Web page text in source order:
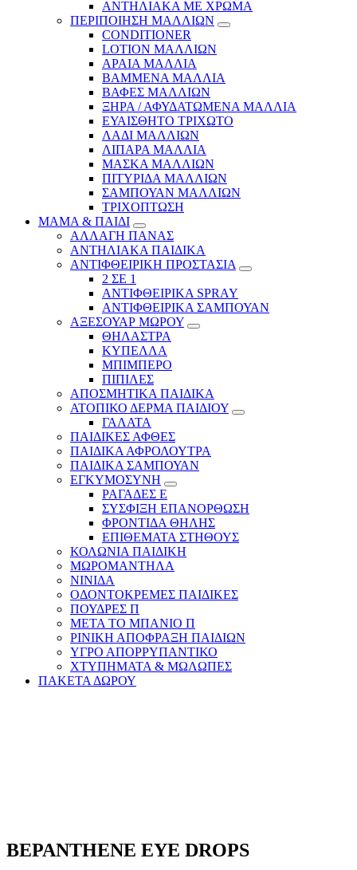
ΑΝΤΗΛΙΑΚΑ ΜΕ ΧΡΩΜΑ
ΠΕΡΙΠΟΙΗΣΗ ΜΑΛΛΙΩΝ
CONDITIONER
LOTION ΜΑΛΛΙΩΝ
ΑΡΑΙΑ ΜΑΛΛΙΑ
ΒΑΜΜΕΝΑ ΜΑΛΛΙΑ
ΒΑΦΕΣ ΜΑΛΛΙΩΝ
ΞΗΡΑ / ΑΦΥΔΑΤΩΜΕΝΑ ΜΑΛΛΙΑ
ΕΥΑΙΣΘΗΤΟ ΤΡΙΧΩΤΟ
ΛΑΔΙ ΜΑΛΛΙΩΝ
ΛΙΠΑΡΑ ΜΑΛΛΙΑ
ΜΑΣΚΑ ΜΑΛΛΙΩΝ
ΠΙΤΥΡΙΔΑ ΜΑΛΛΙΩΝ
ΣΑΜΠΟΥΑΝ ΜΑΛΛΙΩΝ
ΤΡΙΧΟΠΤΩΣΗ
ΜΑΜΑ & ΠΑΙΔΙ
ΑΛΛΑΓΗ ΠΑΝΑΣ
ΑΝΤΗΛΙΑΚΑ ΠΑΙΔΙΚΑ
ΑΝΤΙΦΘΕΙΡΙΚΗ ΠΡΟΣΤΑΣΙΑ
2 ΣΕ 1
ΑΝΤΙΦΘΕΙΡΙΚΑ SPRAY
ΑΝΤΙΦΘΕΙΡΙΚΑ ΣΑΜΠΟΥΑΝ
ΑΞΕΣΟΥΑΡ ΜΩΡΟΥ
ΘΗΛΑΣΤΡΑ
ΚΥΠΕΛΛΑ
ΜΠΙΜΠΕΡΟ
ΠΙΠΙΛΕΣ
ΑΠΟΣΜΗΤΙΚΑ ΠΑΙΔΙΚΑ
ΑΤΟΠΙΚΟ ΔΕΡΜΑ ΠΑΙΔΙΟΥ
ΓΑΛΑΤΑ
ΠΑΙΔΙΚΕΣ ΑΦΘΕΣ
ΠΑΙΔΙΚΑ ΑΦΡΟΛΟΥΤΡΑ
ΠΑΙΔΙΚΑ ΣΑΜΠΟΥΑΝ
ΕΓΚΥΜΟΣΥΝΗ
ΡΑΓΑΔΕΣ Ε
ΣΥΣΦΙΞΗ ΕΠΑΝΟΡΘΩΣΗ
ΦΡΟΝΤΙΔΑ ΘΗΛΗΣ
ΕΠΙΘΕΜΑΤΑ ΣΤΗΘΟΥΣ
ΚΟΛΩΝΙΑ ΠΑΙΔΙΚΗ
ΜΩΡΟΜΑΝΤΗΛΑ
ΝΙΝΙΔΑ
ΟΔΟΝΤΟΚΡΕΜΕΣ ΠΑΙΔΙΚΕΣ
ΠΟΥΔΡΕΣ Π
ΜΕΤΑ ΤΟ ΜΠΑΝΙΟ Π
ΡΙΝΙΚΗ ΑΠΟΦΡΑΞΗ ΠΑΙΔΙΩΝ
ΥΓΡΟ ΑΠΟΡΡΥΠΑΝΤΙΚΟ
ΧΤΥΠΗΜΑΤΑ & ΜΩΛΩΠΕΣ
ΠΑΚΕΤΑ ΔΩΡΟΥ
BEPANTHENE EYE DROPS